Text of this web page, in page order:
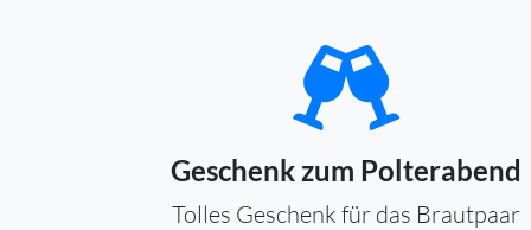
Geschenk zum Polterabend
Tolles Geschenk für das Brautpaar